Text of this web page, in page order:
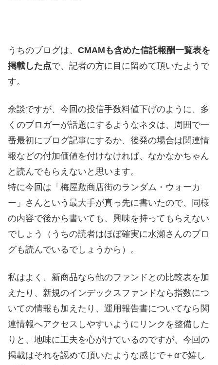
うちのブログは、 CMAMも含めた信託報酬一覧表を
掲載した点で、記者の方に目に留めて頂いたようで
す。
余談ですが、今回の投信手数料値下げのように、多
くのブロガーが話題にするようなネタは、周囲で一
番最初にブログ記事にするか、後発の場合は関連情
報などの付加価値を付けなければ、なかなかちゃん
と読んでもらえないと思います。
特に今回は「梅屋敷商店街のランダム・ウォーカ
ー」さんという最大手が真っ先に書いたので、同様
の内容で後から書いても、興味を持ってもらえない
でしょう（うちの読者はほぼ確実に水瀬さんのブロ
グも読んでいるでしょうから）。
私はよく、新商品なら他のファンドとの比較表を加
えたり、新規のインデックスファンドなら指数につ
いての情報も加えたり、運用報告書についてなら関
連情報へアクセスしやすいようにリンクを整備した
りと、地味に工夫を心がけているのですが、今回の
掲載はそれを認めて頂いたような感じで＋αで嬉し